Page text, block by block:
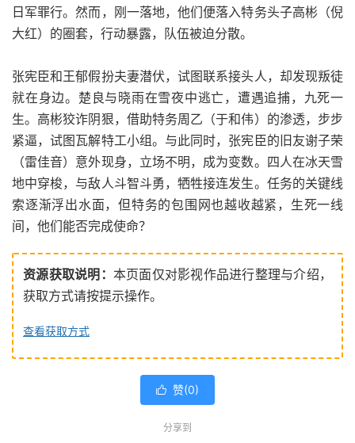
日军罪行。然而，刚一落地，他们便落入特务头子高彬（倪
大红）的圈套，行动暴露，队伍被迫分散。
张宪臣和王郁假扮夫妻潜伏，试图联系接头人，却发现叛徒
就在身边。楚良与晓雨在雪夜中逃亡，遭遇追捕，九死一
生。高彬狡诈阴狠，借助特务周乙（于和伟）的渗透，步步
紧逼，试图瓦解特工小组。与此同时，张宪臣的旧友谢子荣
（雷佳音）意外现身，立场不明，成为变数。四人在冰天雪
地中穿梭，与敌人斗智斗勇，牺牲接连发生。任务的关键线
索逐渐浮出水面，但特务的包围网也越收越紧，生死一线
间，他们能否完成使命？
资源获取说明： 本页面仅对影视作品进行整理与介绍，
获取方式请按提示操作。
查看获取方式
 赞(0)
分享到